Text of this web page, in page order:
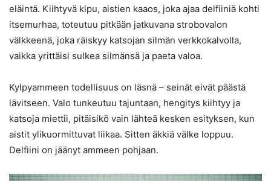
eläintä. Kiihtyvä kipu, aistien kaaos, joka ajaa delfiiniä kohti
itsemurhaa, toteutuu pitkään jatkuvana strobovalon
välkkeenä, joka räiskyy katsojan silmän verkkokalvolla,
vaikka yrittäisi sulkea silmänsä ja paeta valoa.
Kylpyammeen todellisuus on läsnä – seinät eivät päästä
lävitseen. Valo tunkeutuu tajuntaan, hengitys kiihtyy ja
katsoja miettii, pitäisikö vain lähteä kesken esityksen, kun
aistit ylikuormittuvat liikaa. Sitten äkkiä välke loppuu.
Delfiini on jäänyt ammeen pohjaan.